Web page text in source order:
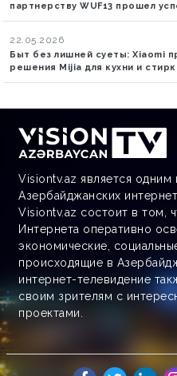
партнерству WUF13 прошел
22.05.2026
Быт без лишней суеты: Xiaomi
решения Mijia для кухни и
Visiontv.az является одним
Азербайджанских
Visiontv.az состоит в том,
Интернета оперативно
экономические,
происходящие в
интернет-телевидение
своим зрителям с
проектами.